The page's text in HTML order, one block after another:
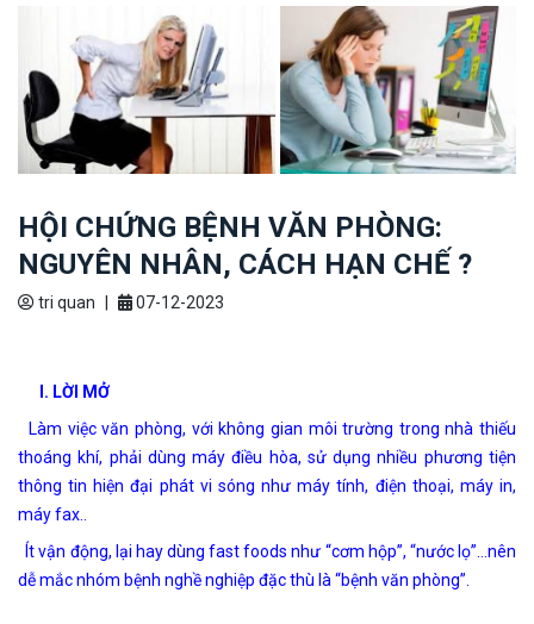
HỘI CHỨNG BỆNH VĂN PHÒNG:
NGUYÊN NHÂN, CÁCH HẠN CHẾ ?
tri quan 07-12-2023
I. LỜI MỞ
Làm việc văn phòng, với không gian môi trường trong nhà thiếu
thoáng khí, phải dùng máy điều hòa, sử dụng nhiều phương tiện
thông tin hiện đại phát vi sóng như máy tính, điện thoại, máy in,
máy fax..
Ít vận động, lại hay dùng fast foods như “cơm hộp”, “nước lọ”…nên
dễ mắc nhóm bệnh nghề nghiệp đặc thù là “bệnh văn phòng”.